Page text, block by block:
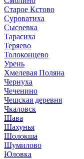
Старое Кстово
Суроватиха
Сысоевка
Тарасиха
Теряево
Толоконцево
Урень
Хмелевая Поляна
Чернуха
Чеченино
Чешская деревня
Чкаловск
Шава
Шахунья
Шолокша
Шумилово
Юловка